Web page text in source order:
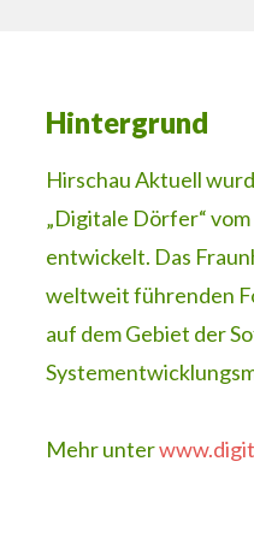
Hintergrund
Hirschau Aktuell
„Digitale Dörfer“ vom
entwickelt. Das
weltweit führenden
auf dem Gebiet der
Mehr unter